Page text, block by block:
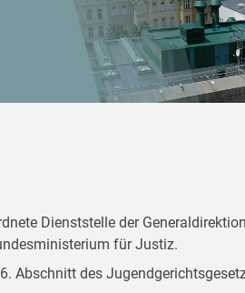
Dienststelle der
für Justiz.
Abschnitt des